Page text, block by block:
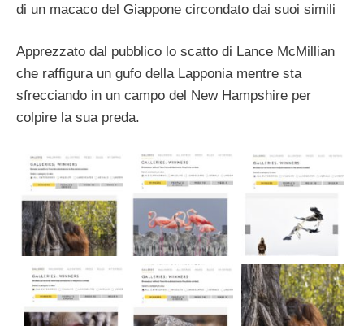
di un macaco del Giappone circondato dai suoi simili
Apprezzato dal pubblico lo scatto di Lance McMillian
che raffigura un gufo della Lapponia mentre sta
sfrecciando in un campo del New Hampshire per
colpire la sua preda.